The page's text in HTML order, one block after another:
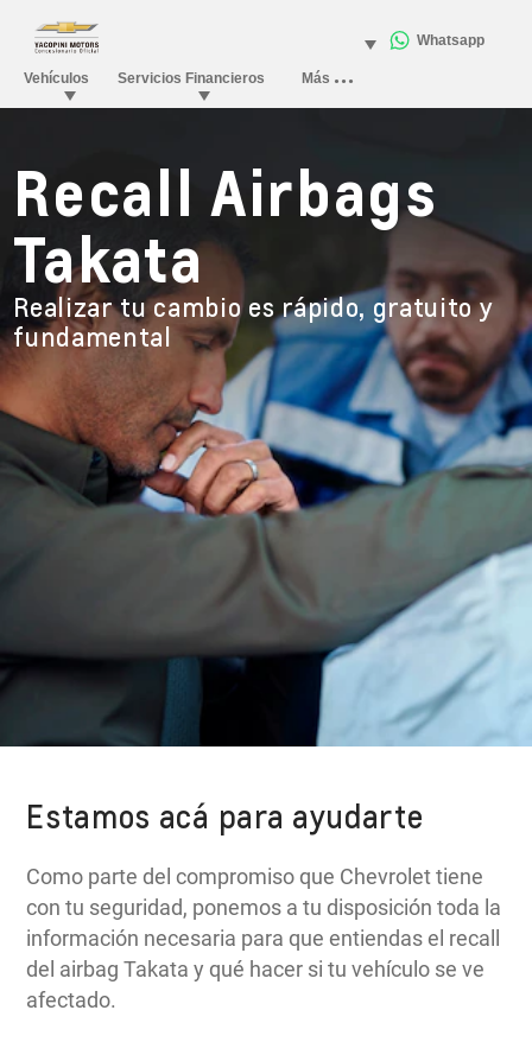
Recall Airbags
Takata
Realizar tu cambio es rápido, gratuito y
fundamental
Estamos acá para ayudarte
Como parte del compromiso que Chevrolet tiene
con tu seguridad, ponemos a tu disposición toda la
información necesaria para que entiendas el recall
del airbag Takata y qué hacer si tu vehículo se ve
afectado.